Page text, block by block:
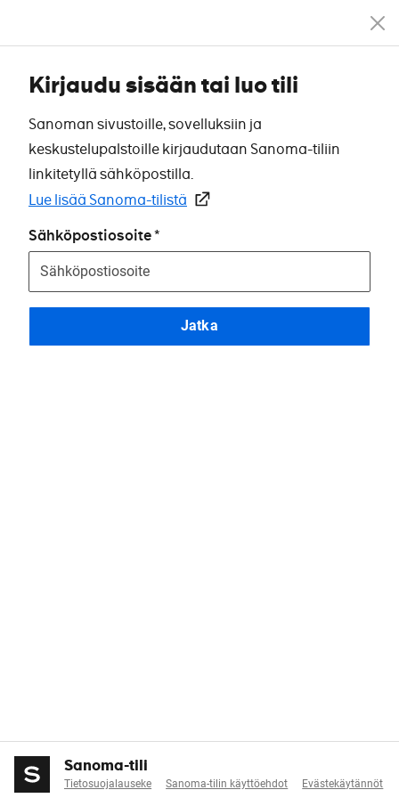
Kirjaudu sisään tai luo tili
Sanoman sivustoille, sovelluksiin ja
keskustelupalstoille kirjaudutaan Sanoma-tiliin
linkitetyllä sähköpostilla.
Lue lisää Sanoma-tilistä
Sähköpostiosoite
Jatka
Sanoma-tili
Tietosuojalauseke Sanoma-tilin käyttöehdot Evästekäytännöt